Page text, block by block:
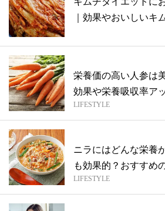
｜効果やおいしいキ
栄養価の高い人参は
効果や栄養吸収率ア
LIFESTYLE
ニラにはどんな栄養
も効果的？おすすめ
め
LIFESTYLE